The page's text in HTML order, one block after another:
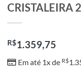
CRISTALEIRA
R$1.359,75
Em até 1x de R$